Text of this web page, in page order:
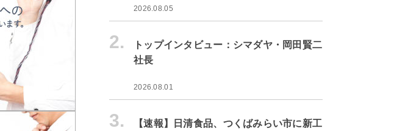
2026.08.05
2.
トップインタビュー：シマダヤ・岡田賢二
社長
2026.08.01
3.
【速報】日清食品、つくばみらい市に新工